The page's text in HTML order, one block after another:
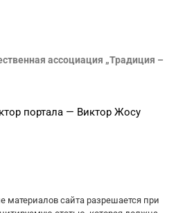
ассоциация „Традиция –
портала — Виктор Жосу
материалов сайта разрешается при